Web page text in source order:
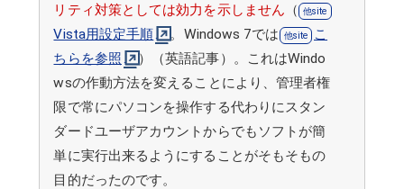
リティ対策としては効力を示しません （
Vista用設定手順
。Windows 7では
こ
ちらを参照
）（英語記事）。これはWindo
wsの作動方法を変えることにより、管理者権
限で常にパソコンを操作する代わりにスタン
ダードユーザアカウントからでもソフトが簡
単に実行出来るようにすることがそもそもの
目的だったのです。